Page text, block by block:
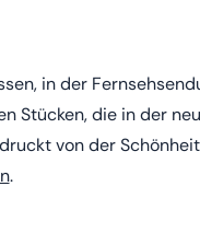
in der
Stücken, die in der
von der
.